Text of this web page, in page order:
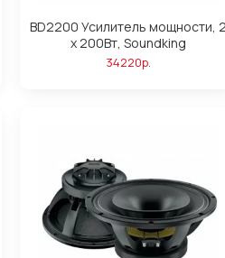
BD2200 Усилитель мощности, 2
х 200Вт, Soundking
34220р.